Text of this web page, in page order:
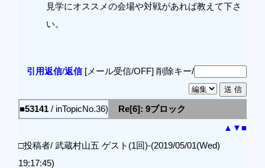
見学にオススメの会場や対戦があれば教えて下さ
い。
引用返信/返信[メール受信/OFF] 削除キー/
■53141 / inTopicNo.36)
Re[6]: 9ブロック
▲ ▼■
□投稿者/ 武蔵村山五 ゲスト(1回)-(2019/05/01(Wed)
19:17:45)